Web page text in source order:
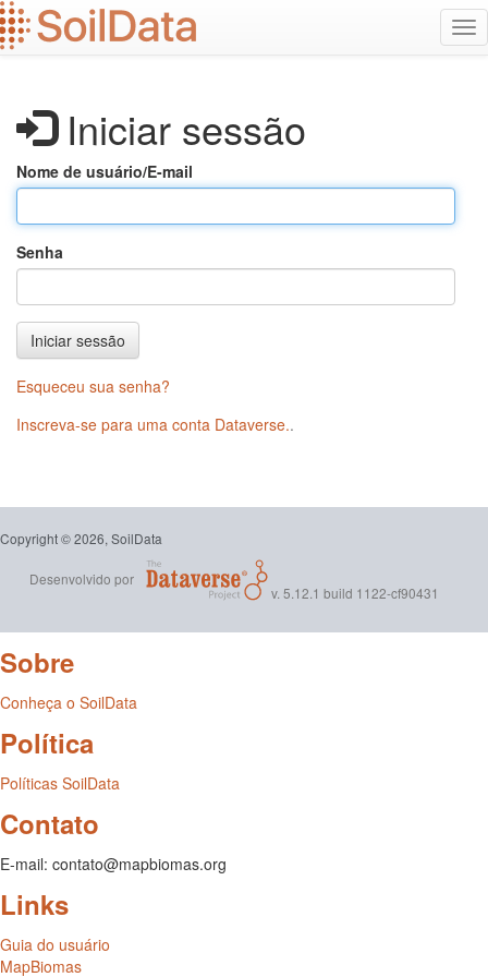
Ir
para
o
Iniciar sessão
Nome de usuário/E-mail
Senha
Iniciar sessão
Esqueceu sua senha?
Inscreva-se para uma conta Dataverse..
Copyright © 2026, SoilData
Desenvolvido por
v. 5.12.1 build 1122-cf90431
Sobre
Conheça o SoilData
Política
Políticas SoilData
Contato
E-mail: contato@mapbiomas.org
Links
Guia do usuário
MapBiomas